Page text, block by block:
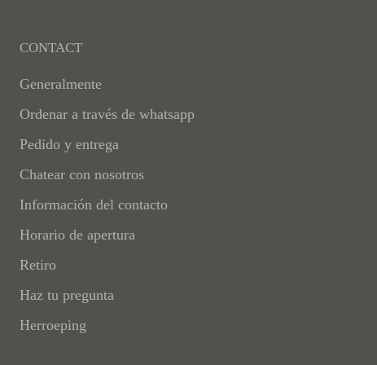
CONTACT
Generalmente
Ordenar a través de whatsapp
Pedido y entrega
Chatear con nosotros
Información del contacto
Horario de apertura
Retiro
Haz tu pregunta
Herroeping